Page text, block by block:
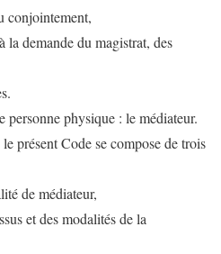
conjointement,
la demande du magistrat, des
personne physique : le médiateur.
présent Code se compose de trois
de médiateur,
et des modalités de la